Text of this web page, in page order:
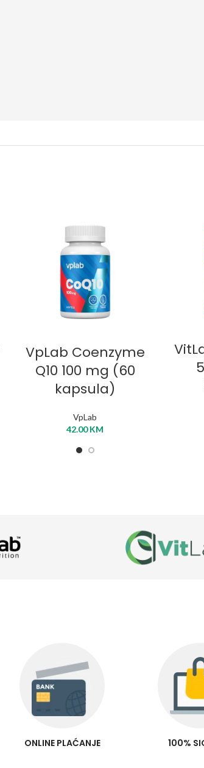
VpLab Coenzyme
Q10 100 mg (60
kapsula)
VpLab
42.00KM
ONLINE PLAĆANJE 100%